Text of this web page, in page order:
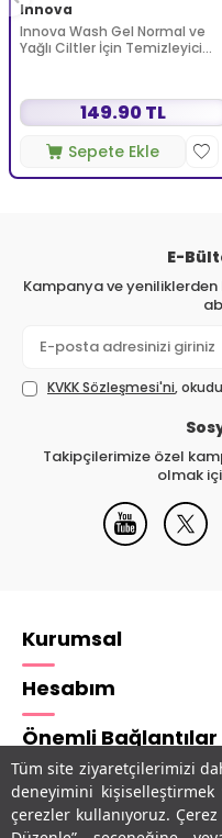
Tüm site ziyaretçilerimizi
deneyimini
çerezler kullanıyoruz. Çerez
Innova
Innova Wash Gel Normal ve
Yağlı Ciltler İçin Temizleyici
149.90 TL
Sepete Ekle
E-
Kampanya ve
KVKK Sözleşmesi'ni,
Takipçilerimize özel
olmak
Kurumsal
Hesabım
Önemli Bağlantılar
Adres & İletişim